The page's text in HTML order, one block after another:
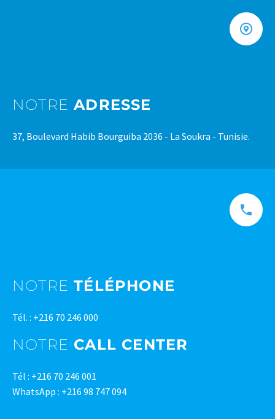
NOTRE ADRESSE
37, Boulevard Habib Bourguiba 2036 - La Soukra - Tunisie.
NOTRE TÉLÉPHONE
Tél. : +216 70 246 000
NOTRE CALL CENTER
Tél : +216 70 246 001
WhatsApp : +216 98 747 094